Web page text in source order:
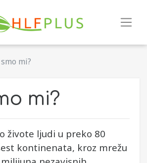
mi?
mi?
živote ljudi u preko 80
kontinenata, kroz mrežu